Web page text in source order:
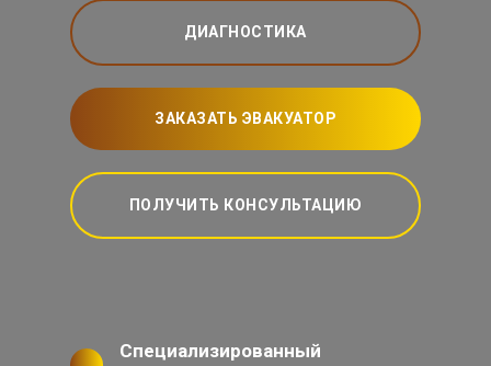
ДИАГНОСТИКА
ЗАКАЗАТЬ ЭВАКУАТОР
ПОЛУЧИТЬ КОНСУЛЬТАЦИЮ
Специализированный